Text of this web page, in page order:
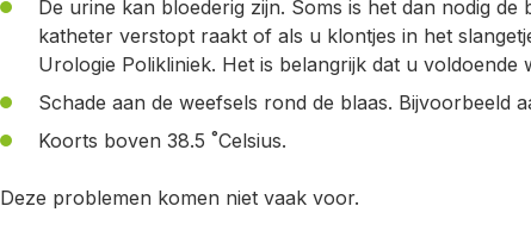
De urine kan bloederig zijn. Soms is het dan nodig de
katheter verstopt raakt of als u klontjes in het
Urologie Polikliniek. Het is belangrijk dat u voldoende
Schade aan de weefsels rond de blaas. Bijvoorbeeld
Koorts boven 38.5 ˚Celsius.
Deze problemen komen niet vaak voor.